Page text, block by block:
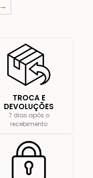
→
TROCA E
DEVOLUÇÕES
7 dias após o
recebimento